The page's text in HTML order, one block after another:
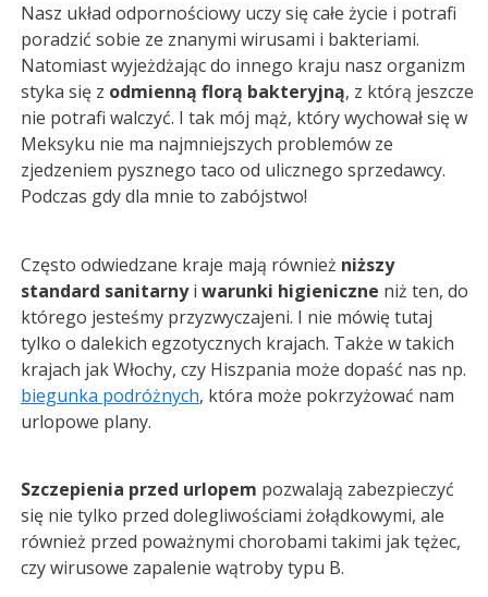
Nasz układ odpornościowy uczy się całe życie i potrafi
poradzić sobie ze znanymi wirusami i bakteriami.
Natomiast wyjeżdżając do innego kraju nasz organizm
styka się z odmienną florą bakteryjną, z którą jeszcze
nie potrafi walczyć. I tak mój mąż, który wychował się w
Meksyku nie ma najmniejszych problemów ze
zjedzeniem pysznego taco od ulicznego sprzedawcy.
Podczas gdy dla mnie to zabójstwo!
Często odwiedzane kraje mają również niższy
standard sanitarnyi warunki higieniczne niż ten, do
którego jesteśmy przyzwyczajeni. I nie mówię tutaj
tylko o dalekich egzotycznych krajach. Także w takich
krajach jak Włochy, czy Hiszpania może dopaść nas np.
biegunka podróżnych, która może pokrzyżować nam
urlopowe plany.
Szczepienia przed urlopem pozwalają zabezpieczyć
się nie tylko przed dolegliwościami żołądkowymi, ale
również przed poważnymi chorobami takimi jak tężec,
czy wirusowe zapalenie wątroby typu B.